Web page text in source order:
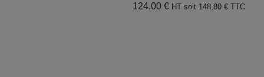
124,00 € HT soit 148,80 €TTC